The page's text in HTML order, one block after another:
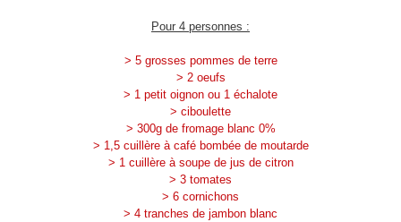
Pour 4 personnes :
> 5 grosses pommes de terre
> 2 oeufs
> 1 petit oignon ou 1 échalote
> ciboulette
> 300g de fromage blanc 0%
> 1,5 cuillère à café bombée de moutarde
> 1 cuillère à soupe de jus de citron
> 3 tomates
> 6 cornichons
> 4 tranches de jambon blanc